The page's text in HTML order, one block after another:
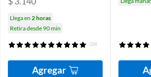
Llega en 2 horas
Retira desde 90 min
(26)
Agregar